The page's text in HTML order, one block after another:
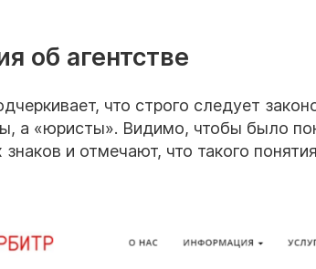
об агентстве
что строго следует
а «юристы». Видимо, чтобы было
и отмечают, что такого